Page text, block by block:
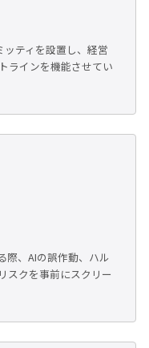
ティを設置し、経営
ラインを機能させてい
際、AIの誤作動、ハル
スクを事前にスクリー